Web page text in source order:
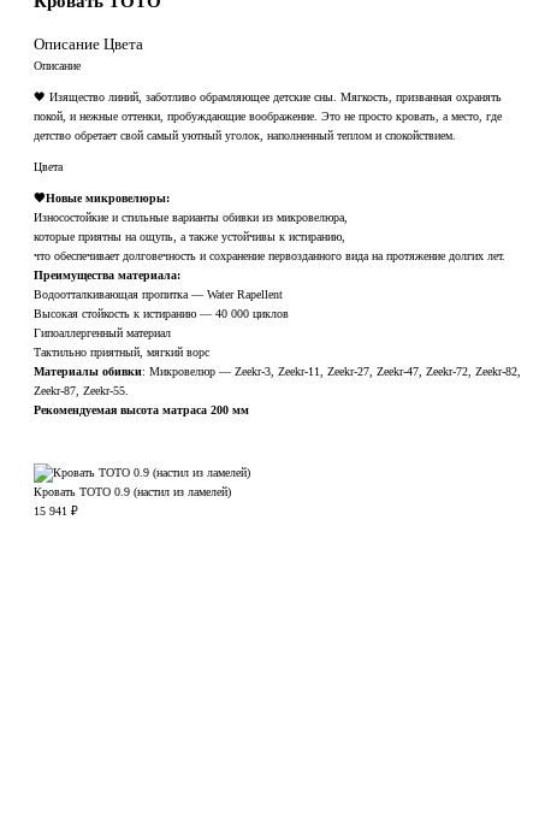
Описание Цвета
Описание
🖤 Изящество линий, заботливо обрамляющее детские сны. Мягкость, призванная охранять
покой, и нежные оттенки, пробуждающие воображение. Это не просто кровать, а место, где
детство обретает свой самый уютный уголок, наполненный теплом и спокойствием.
Цвета
🖤Новые микровелюры:
Износостойкие и стильные варианты обивки из микровелюра,
которые приятны на ощупь, а также устойчивы к истиранию,
что обеспечивает долговечность и сохранение первозданного вида на протяжение долгих лет.
Преимущества материала:
Водоотталкивающая пропитка — Water Rapellent
Высокая стойкость к истиранию — 40 000 циклов
Гипоаллергенный материал
Тактильно приятный, мягкий ворс
Материалы обивки: Микровелюр — Zeekr-3, Zeekr-11, Zeekr-27, Zeekr-47, Zeekr-72, Zeekr-82,
Zeekr-87, Zeekr-55.
Рекомендуемая высота матраса 200 мм
Кровать ТОТО 0.9 (настил из ламелей)
15 941 ₽